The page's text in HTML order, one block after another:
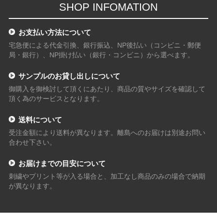
SHOP INFOMATION
お支払い方法について
宅急便による代金引換、銀行振込、NP後払い（コンビニ・郵便
局・銀行）、NP掛け払い（銀行・コンビニ）から選べます。
サンプルのお貸し出しについて
御購入を御検討して頂くにあたり、商品の質やサイズを確認して
頂く為のサービスとなります。
送料について
受注金額により送料が異なります。離島へのお届けは別途お問い
合わせ下さい。
お届けまでの目安について
刺繍やプリント等が入る場合と、加工なし商品のみの場合で納期
が異なります。